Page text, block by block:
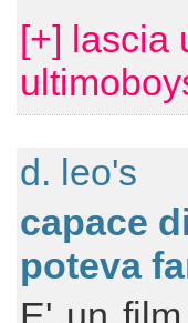
[+] lascia
d. leo's
capace
poteva